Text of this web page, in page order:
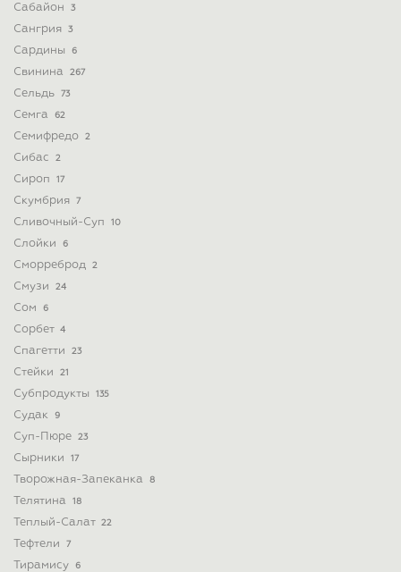
Сабайон 3
Сангрия 3
Сардины 6
Свинина 267
Сельдь 73
Семга 62
Семифредо 2
Сибас 2
Сироп 17
Скумбрия 7
Сливочный-Суп 10
Слойки 6
Сморреброд 2
Смузи 24
Сом 6
Сорбет 4
Спагетти 23
Стейки 21
Субпродукты 135
Судак 9
Суп-Пюре 23
Сырники 17
Творожная-Запеканка 8
Телятина 18
Теплый-Салат 22
Тефтели 7
Тирамису 6